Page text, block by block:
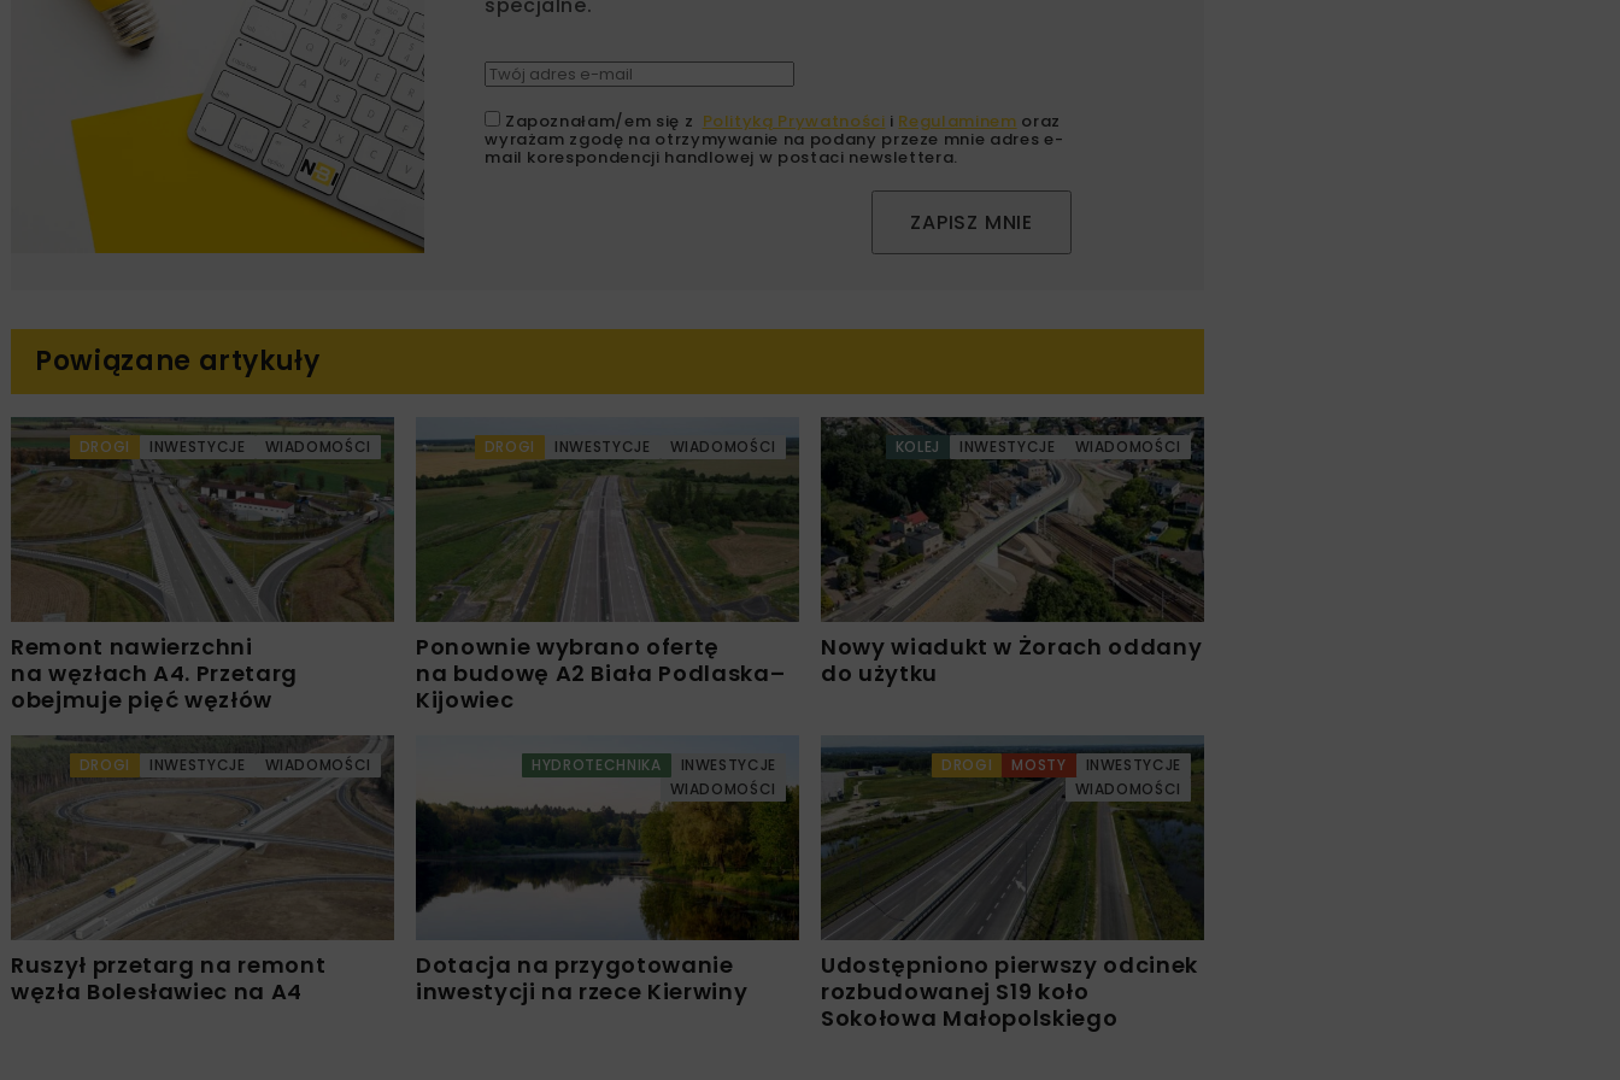
Zapoznałam/em się z Polityką Prywatności i Regulaminem oraz
wyrażam zgodę na otrzymywanie na podany przeze mnie adres e-
mail korespondencji handlowej w postaci newslettera.
ZAPISZ MNIE
Powiązane artykuły
DROGI INWESTYCJE WIADOMOŚCI
Remont nawierzchni
na węzłach A4. Przetarg
obejmuje pięć węzłów
DROGI INWESTYCJE WIADOMOŚCI
Ponownie wybrano ofertę
na budowę A2 Biała Podlaska–
Kijowiec
KOLEJ INWESTYCJE WIADOMOŚCI
Nowy wiadukt w Żorach oddany
do użytku
DROGI INWESTYCJE WIADOMOŚCI
Ruszył przetarg na remont
węzła Bolesławiec na A4
HYDROTECHNIKA
INWESTYCJE
WIADOMOŚCI
Dotacja na przygotowanie
inwestycji na rzece Kierwiny
DROGI MOSTY
INWESTYCJE
WIADOMOŚCI
Udostępniono pierwszy odcinek
rozbudowanej S19 koło
Sokołowa Małopolskiego